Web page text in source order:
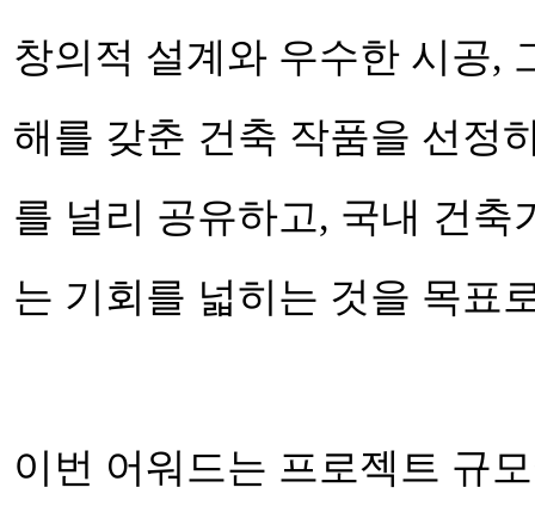
창의적 설계와 우수한 시공,
해를 갖춘 건축 작품을 선정
를 널리 공유하고, 국내 건
는 기회를 넓히는 것을 목표
이번 어워드는 프로젝트 규